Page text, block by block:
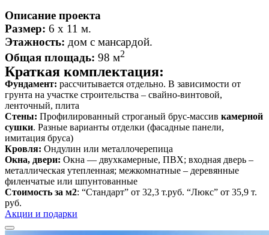
Описание проекта
Размер: 6 х 11 м.
Этажность: дом с мансардой.
Общая площадь: 98 м2
Краткая комплектация:
Фундамент: рассчитывается отдельно. В зависимости от
грунта на участке строительства – свайно-винтовой,
ленточный, плита
Стены: Профилированный строганый брус-массив камерной
сушки. Разные варианты отделки (фасадные панели,
имитация бруса)
Кровля: Ондулин или металлочерепица
Окна, двери: Окна — двухкамерные, ПВХ; входная дверь –
металлическая утепленная; межкомнатные – деревянные
филенчатые или шпунтованные
Стоимость за м2: “Стандарт” от 32,3 т.руб. “Люкс” от 35,9 т.
руб.
Акции и подарки